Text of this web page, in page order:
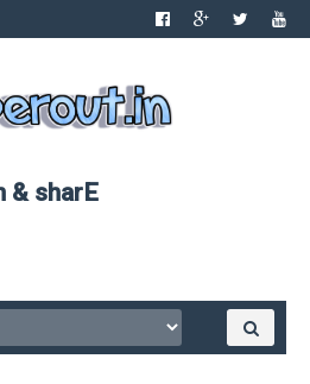
& sharE